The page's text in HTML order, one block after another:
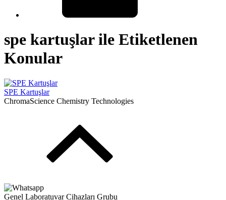
spe kartuşlar ile Etiketlenen
Konular
SPE Kartuşlar
ChromaScience Chemistry Technologies
Genel Laboratuvar Cihazları Grubu